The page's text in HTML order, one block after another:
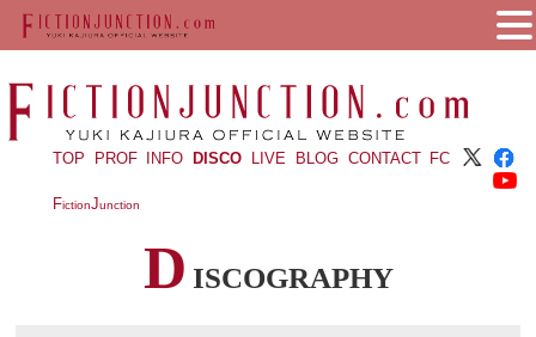
TOP PROF INFO DISCO LIVE BLOG CONTACT FC
FictionJunction
D ISCOGRAPHY